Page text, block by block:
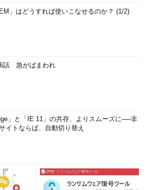
」はどうすれば使いこなせるのか？ (1/2)
話 急がばまわれ
」と「IE 11」の共存、よりスムーズに──非
イトならば、自動切り替え